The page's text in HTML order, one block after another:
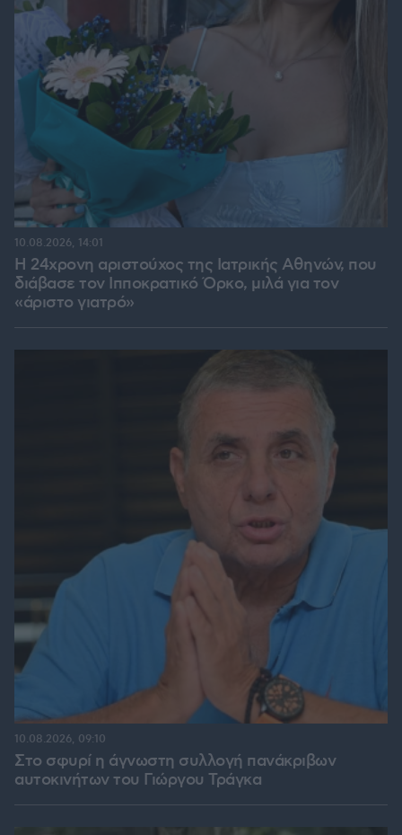
Η 24χρονη αριστούχος της Ιατρικής Αθηνών, που
διάβασε τον Ιπποκρατικό Όρκο, μιλά για τον
«άριστο γιατρό»
10.08.2026, 14:01
Στο σφυρί η άγνωστη συλλογή πανάκριβων
αυτοκινήτων του Γιώργου Τράγκα
10.08.2026, 09:10